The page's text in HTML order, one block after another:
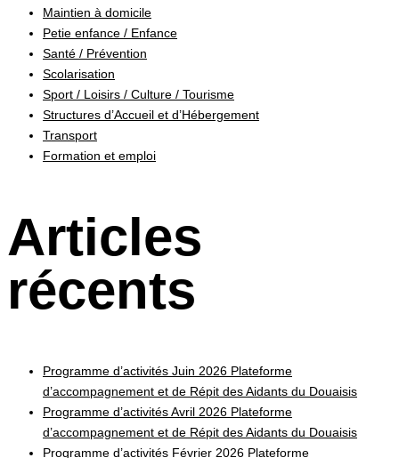
Maintien à domicile
Petie enfance / Enfance
Santé / Prévention
Scolarisation
Sport / Loisirs / Culture / Tourisme
Structures d’Accueil et d’Hébergement
Transport
Formation et emploi
Articles
récents
Programme d’activités Juin 2026 Plateforme
d’accompagnement et de Répit des Aidants du Douaisis
Programme d’activités Avril 2026 Plateforme
d’accompagnement et de Répit des Aidants du Douaisis
Programme d’activités Février 2026 Plateforme